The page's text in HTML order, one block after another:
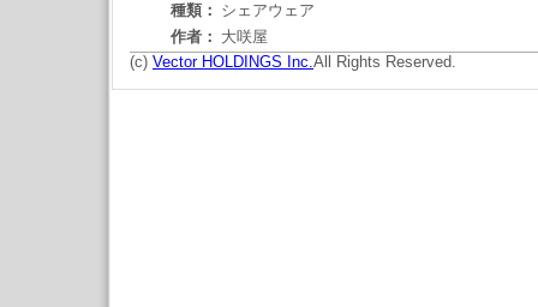
種類： シェアウェア
作者： 大咲屋
(c) Vector HOLDINGS Inc.All Rights Reserved.